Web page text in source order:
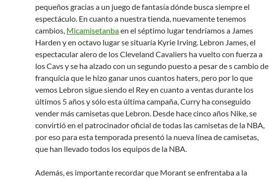
pequeños gracias a un juego de fantasía dónde busca siempre el
espectáculo. En cuanto a nuestra tienda, nuevamente tenemos
cambios, Micamisetanbaen el séptimo lugar tendríamos a James
Harden y en octavo lugar se situaría Kyrie Irving. Lebron James, el
espectacular alero de los Cleveland Cavaliers ha vuelto con fuerza a
los Cavs y se ha alzado con un segundo puesto a pesar de s cambio de
franquicia que le hizo ganar unos cuantos haters, pero por lo que
vemos Lebron sigue siendo el Rey en cuanto a ventas durante los
últimos 5 años y sólo esta última campaña, Curry ha conseguido
vender más camisetas que Lebron. Desde hace cinco años Nike, se
convirtió en el patrocinador oficial de todas las camisetas de la NBA,
por eso para esta temporada presentó la nueva línea de camisetas,
que han llevado todos los equipos de la NBA.
Además, es importante recordar que Morant se enfrentaba a la